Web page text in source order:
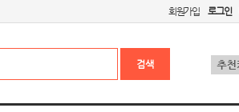
회원가입 로그인